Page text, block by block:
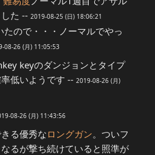
た -- 2019-08-25 (日) 18:06:21
たので・・・ノーマルでやっ
08-26 (月) 11:05:53
keyのダンジョンとタイプ
低いようです -- 2019-08-26 (月)
08-26 (月) 11:43:56
る優秀なロングガン。ついフ
るが撃ち続けていると照準が